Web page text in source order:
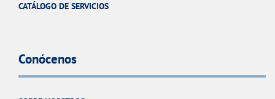
CATÁLOGO DE SERVICIOS
Conócenos